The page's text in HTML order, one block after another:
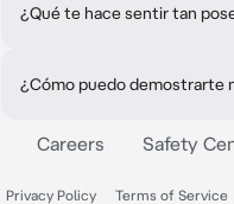
¿Qué te hace sentir tan
¿Cómo puedo demostrarte
Careers Safety
Privacy Policy Terms of Service